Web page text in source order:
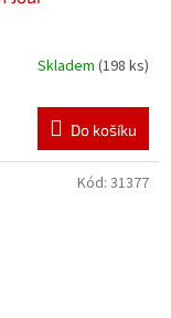
Skladem (198 ks)
Do košíku
Kód: 31377